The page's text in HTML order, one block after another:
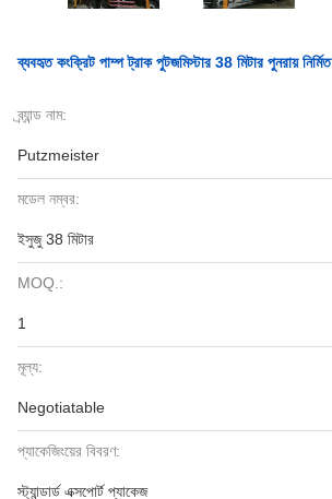
ব্যবহৃত কংক্রিট পাম্প ট্রাক পুটজমিস্টার 38 মিটার পুনরায় নির্মিত
ব্র্যান্ড নাম:
Putzmeister
মডেল নম্বর:
ইসুজু 38 মিটার
MOQ.:
1
মূল্য:
Negotiatable
প্যাকেজিংয়ের বিবরণ:
স্ট্যান্ডার্ড এক্সপোর্ট প্যাকেজ